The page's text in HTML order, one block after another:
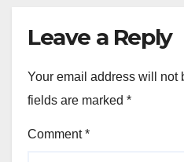
Leave a Reply
Your email address will not
fields are marked *
Comment*